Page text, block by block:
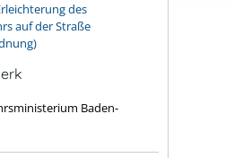
des
auf der Straße
Baden-